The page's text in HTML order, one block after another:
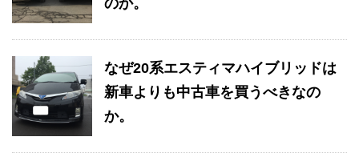
なぜ20系エスティマハイブリッドは
新車よりも中古車を買うべきなの
か。